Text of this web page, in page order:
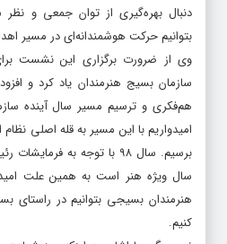
دنبال بهره‌گیری از توان جمعی و
بتوانیم حرکت هوشمندانه‌ای در مسیر
وی از ضرورت برگزاری این نشست
سازمان بسیج هنرمندان یاد کرد و
هم‌فکری و ترسیم مسیر سال آینده
امیدواریم با این مسیر به قله اصلی
برسیم. سال ۹۸ با توجه به
سال ویژه هنر است به همین علت
هنرمندان بسیجی بتوانیم در راستای
کنیم.